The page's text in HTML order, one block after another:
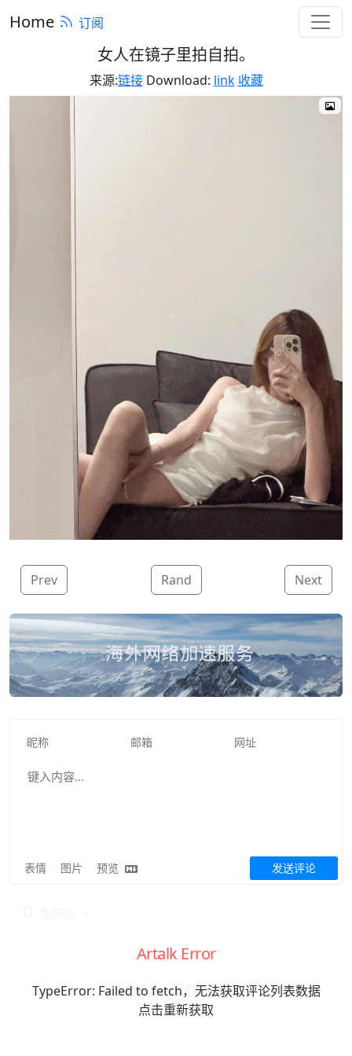
Home 订阅
女人在镜子里拍自拍。
来源:链接Download: link 收藏
Prev Rand Next
表情 图片 预览 发送评论
「此时无声胜有声」
Artalk Error
TypeError: Failed to fetch，无法获取评论列表数据
点击重新获取